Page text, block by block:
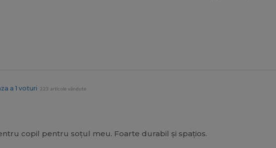
a 1 voturi 223 articole vândute
copil pentru soțul meu. Foarte durabil și spațios.